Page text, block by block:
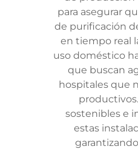
para asegurar
de purificación
en tiempo real
uso doméstico
que buscan
hospitales que
sostenibles e
estas